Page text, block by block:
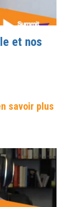
et nos
savoir plus